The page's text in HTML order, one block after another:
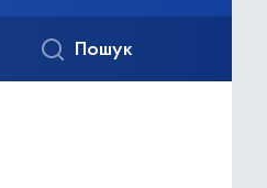
Пошук